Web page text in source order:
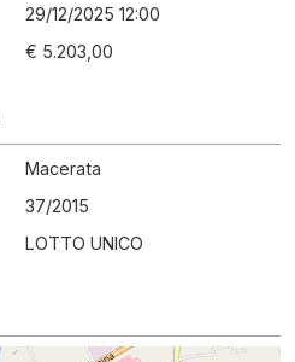
29/12/2025 12:00
€ 5.203,00
Macerata
37/2015
LOTTO UNICO